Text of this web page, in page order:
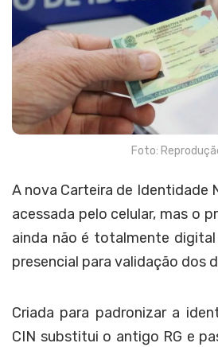
Foto:
A nova Carteira de Identidade
acessada pelo celular, mas o
ainda não é totalmente
presencial para validação dos
Criada para padronizar a
CIN substitui o antigo RG e